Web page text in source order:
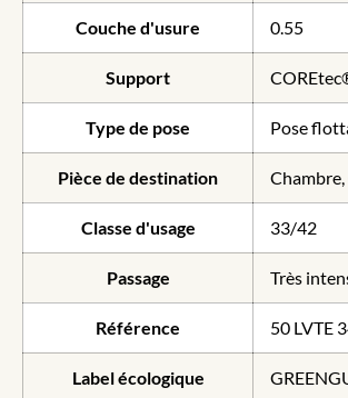
Couche d'usure 0.55
Support
Type de pose Pose
Pièce de destination Chambre,
Classe d'usage 33/42
Passage Très
Référence 50 LVTE
Label écologique